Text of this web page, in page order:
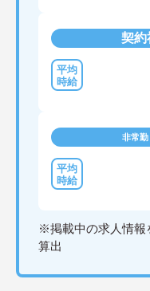
契約
非常勤
※掲載中の求人情報
算出